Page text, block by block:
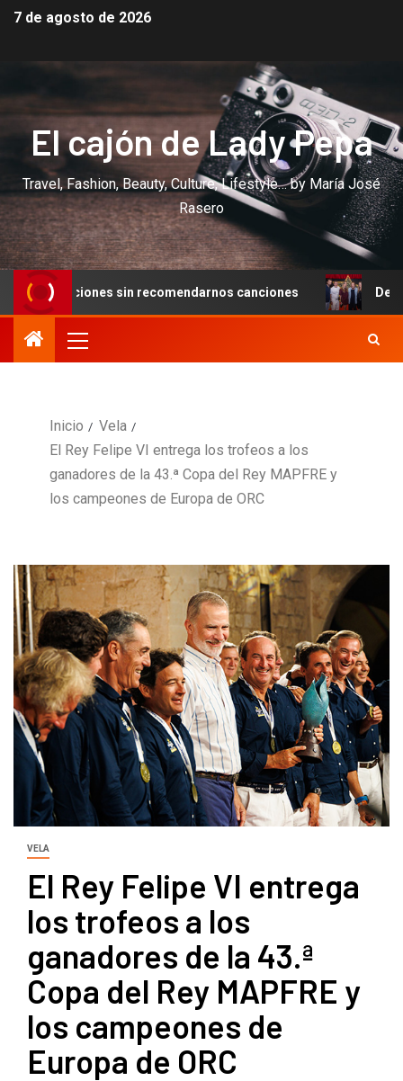
7 de agosto de 2026
El cajón de Lady Pepa
Travel, Fashion, Beauty, Culture, Lifestyle… by María José
Rasero
recomendarnos canciones De un baile en Cannes
Inicio
Vela
El Rey Felipe VI entrega los trofeos a los
ganadores de la 43.ª Copa del Rey MAPFRE y
los campeones de Europa de ORC
VELA
El Rey Felipe VI entrega
los trofeos a los
ganadores de la 43.ª
Copa del Rey MAPFRE y
los campeones de
Europa de ORC